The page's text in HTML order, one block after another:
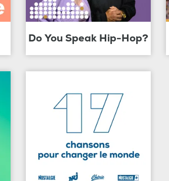
Do You Speak Hip-Hop?